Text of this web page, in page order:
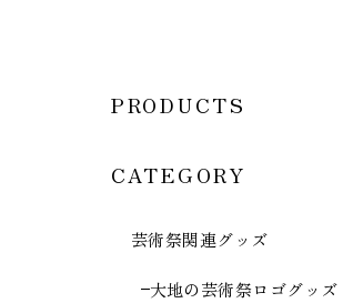
PRODUCTS
CATEGORY
芸術祭関連グッズ
大地の芸術祭ロゴグッズ